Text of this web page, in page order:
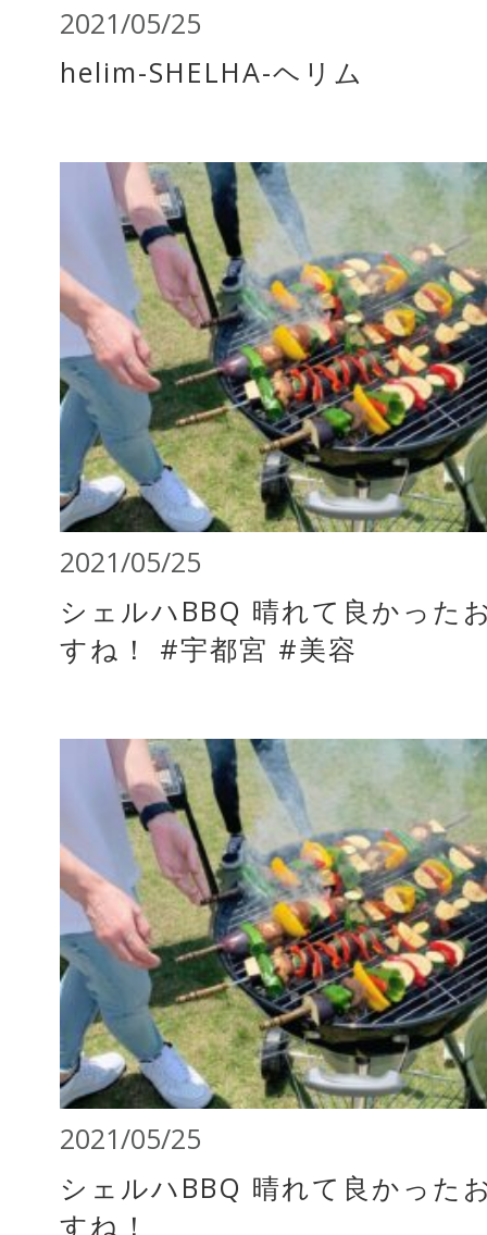
2021/05/25
helim-SHELHA-ヘリム
2021/05/25
シェルハBBQ 晴れて良かった
すね！ #宇都宮 #美容
2021/05/25
シェルハBBQ 晴れて良かった
すね！